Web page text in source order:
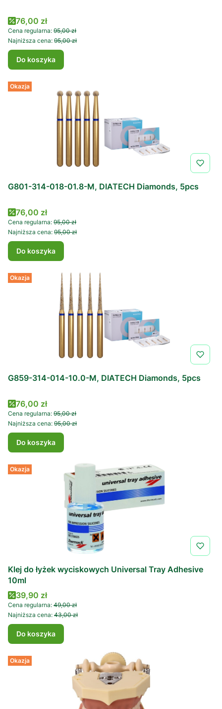
Cena promocyjna
76,00 zł
Cena regularna: 95,00 zł
Najniższa cena: 95,00 zł
Do koszyka
Okazja
G801-314-018-01.8-M, DIATECH Diamonds, 5pcs
Cena promocyjna
76,00 zł
Cena regularna: 95,00 zł
Najniższa cena: 95,00 zł
Do koszyka
Okazja
G859-314-014-10.0-M, DIATECH Diamonds, 5pcs
Cena promocyjna
76,00 zł
Cena regularna: 95,00 zł
Najniższa cena: 95,00 zł
Do koszyka
Okazja
Klej do łyżek wyciskowych Universal Tray Adhesive
10ml
Cena promocyjna
39,90 zł
Cena regularna: 49,00 zł
Najniższa cena: 43,00 zł
Do koszyka
Okazja